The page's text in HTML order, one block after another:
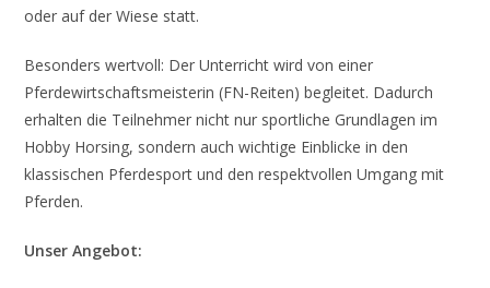
oder auf der Wiese statt.
Besonders wertvoll: Der Unterricht wird von einer
Pferdewirtschaftsmeisterin (FN-Reiten) begleitet. Dadurch
erhalten die Teilnehmer nicht nur sportliche Grundlagen im
Hobby Horsing, sondern auch wichtige Einblicke in den
klassischen Pferdesport und den respektvollen Umgang mit
Pferden.
Unser Angebot: